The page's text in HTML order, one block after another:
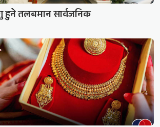
तलबमान सार्वजनिक